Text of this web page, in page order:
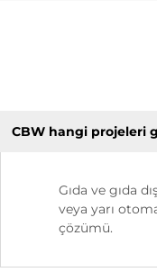
CBW hangi projeleri
Gıda ve gıda
veya yarı
çözümü.